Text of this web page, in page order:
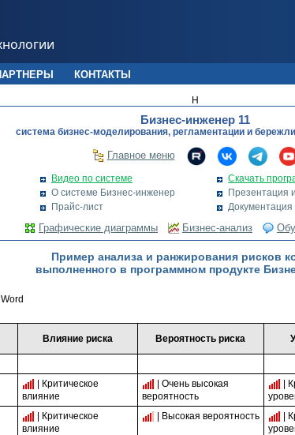
Н
Бизнес-инженер 11
cистема бизнес-моделирования, регламентации и
Главное меню
Видео по системе
О системе Бизнес-инженер
Прайс-лист
Скачать
Презентация
Документация
Графические диаграммы Бизнес-анализ
Пример анализа и ранжирования рисков
выполненного в программном продукте
Влияние риска Вероятность риска
| Критическое
влияние
| Очень высокая
вероятность
|
| Критическое
влияние
| Высокая вероятность
|
КОНТАКТЫ